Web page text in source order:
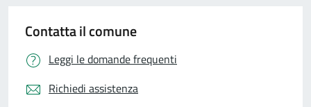
Contatta il comune
Leggi le domande frequenti
Richiedi assistenza